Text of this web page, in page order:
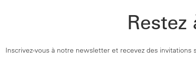
Restez
Inscrivez-vous à notre newsletter et recevez des